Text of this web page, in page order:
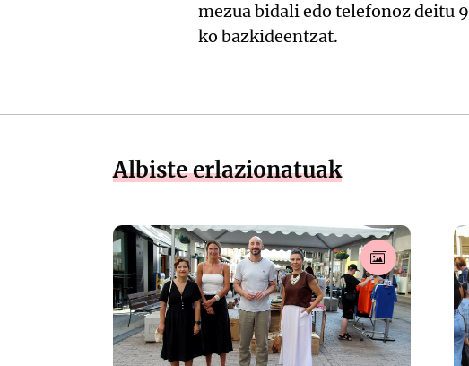
mezua bidali edo telefonoz deitu
ko bazkideentzat.
Albiste erlazionatuak